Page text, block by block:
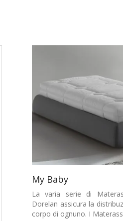
My Baby
La varia serie di
Dorelan assicura la
corpo di ognuno. I